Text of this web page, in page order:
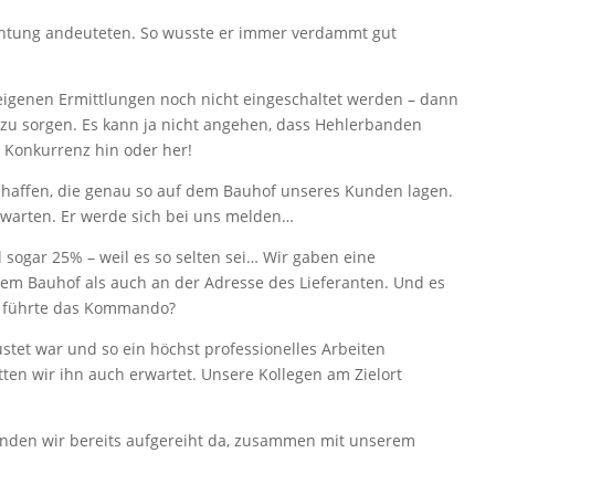
andeuteten. So wusste er immer verdammt gut
Ermittlungen noch nicht eingeschaltet werden – dann
sorgen. Es kann ja nicht angehen, dass Hehlerbanden
hin oder her!
die genau so auf dem Bauhof unseres Kunden lagen.
Er werde sich bei uns melden…
25% – weil es so selten sei… Wir gaben eine
Bauhof als auch an der Adresse des Lieferanten. Und es
das Kommando?
war und so ein höchst professionelles Arbeiten
wir ihn auch erwartet. Unsere Kollegen am Zielort
wir bereits aufgereiht da, zusammen mit unserem